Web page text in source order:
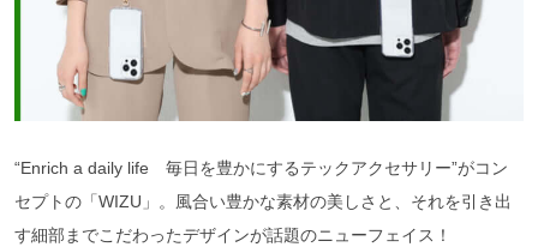
“Enrich a daily life 毎日を豊かにするテックアクセサリー”がコン
セプトの「WIZU」。風合い豊かな素材の美しさと、それを引き出
す細部までこだわったデザインが話題のニューフェイス！